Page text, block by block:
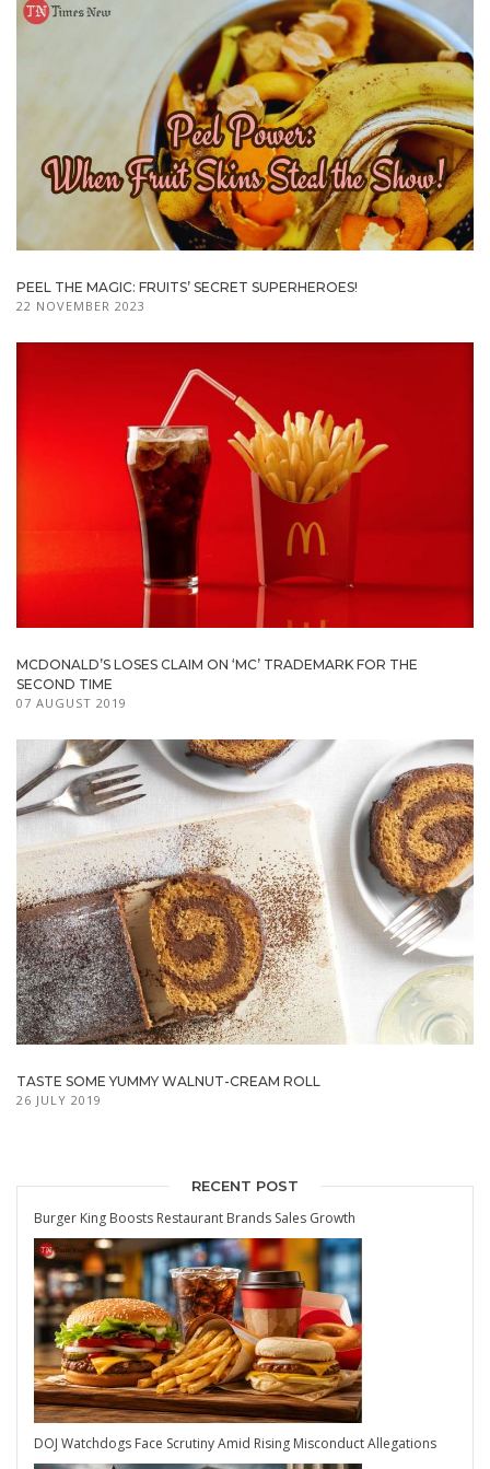
PEEL THE MAGIC: FRUITS’ SECRET SUPERHEROES!
22 NOVEMBER 2023
MCDONALD’S LOSES CLAIM ON ‘MC’ TRADEMARK FOR THE
SECOND TIME
07 AUGUST 2019
TASTE SOME YUMMY WALNUT-CREAM ROLL
26 JULY 2019
RECENT POST
Burger King Boosts Restaurant Brands Sales Growth
DOJ Watchdogs Face Scrutiny Amid Rising Misconduct Allegations